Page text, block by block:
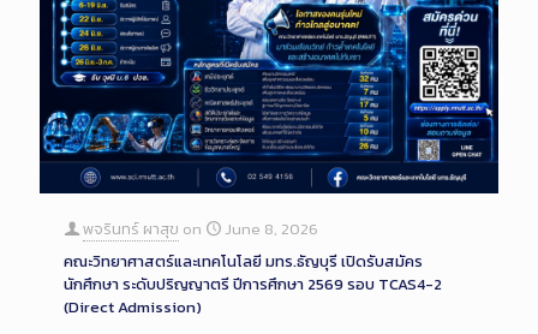
พจรินทร์ ผาสุข on
June 8, 2026
คณะวิทยาศาสตร์และเทคโนโลยี มทร.ธัญบุรี เปิดรับสมัคร
นักศึกษา ระดับปริญญาตรี ปีการศึกษา 2569 รอบ TCAS4-2
(Direct Admission)